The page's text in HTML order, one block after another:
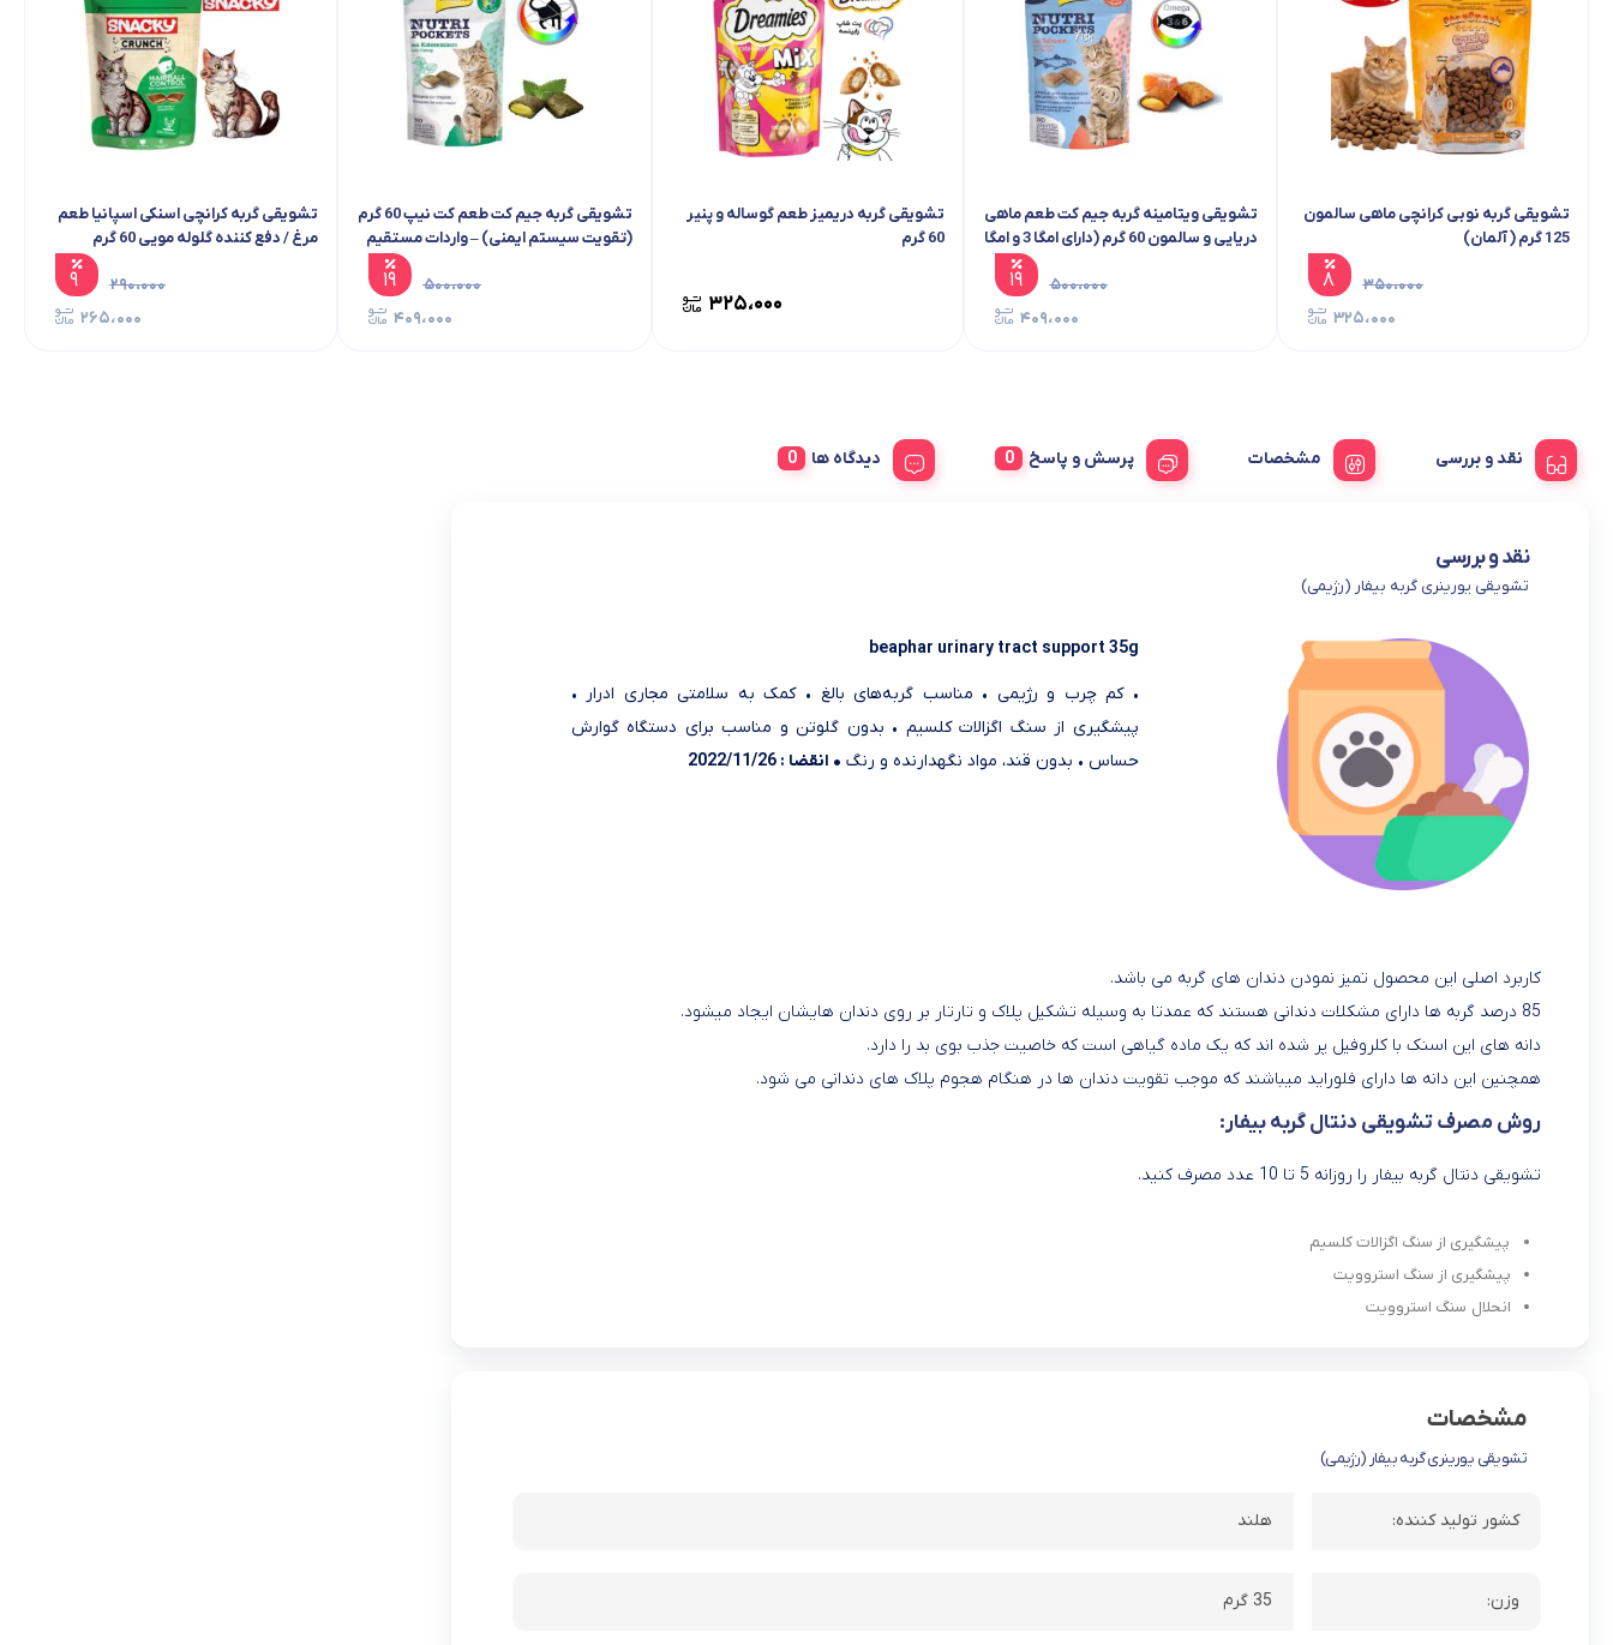
تشویقی گربه نوبی کرانچی ماهی سالمون
125 گرم ( آلمان)
۳۵۰،۰۰۰
۳۲۵،۰۰۰
۸
تشویقی ویتامینه گربه جیم کت طعم ماهی
دریایی و سالمون 60 گرم (دارای امگا 3 و امگا
۵۰۰،۰۰۰
۴۰۹،۰۰۰
۱۹
تشویقی گربه دریمیز طعم گوساله و پنیر
60 گرم
۳۲۵،۰۰۰
تشویقی گربه جیم کت طعم کت نیپ 60 گرم
(تقویت سیستم ایمنی) – واردات مستقیم
۵۰۰،۰۰۰
۴۰۹،۰۰۰
۱۹
تشویقی گربه کرانچی اسنکی اسپانیا طعم
مرغ / دفع کننده گلوله مویی 60 گرم
۲۹۰،۰۰۰
۲۶۵،۰۰۰
۹
نقد و بررسی مشخصات پرسش و پاسخ دیدگاه ها
نقد و بررسی
تشویقی یورینری گربه بیفار (رژیمی)
beaphar urinary tract support 35g
• کم چرب و رژیمی • مناسب گربه‌های بالغ • کمک به سلامتی مجاری ادرار •
پیشگیری از سنگ اگزالات کلسیم • بدون گلوتن و مناسب برای دستگاه گوارش
حساس • بدون قند، مواد نگهدارنده و رنگ • انقضا : 2022/11/26
کاربرد اصلی این محصول تمیز نمودن دندان های گربه می باشد.
85 درصد گربه ها دارای مشکلات دندانی هستند که عمدتا به وسیله تشکیل پلاک و تارتار بر روی دندان هایشان ایجاد میشود.
دانه های این اسنک با کلروفیل پر شده اند که یک ماده گیاهی است که خاصیت جذب بوی بد را دارد.
همچنین این دانه ها دارای فلوراید میباشند که موجب تقویت دندان ها در هنگام هجوم پلاک های دندانی می شود.
روش مصرف تشویقی دنتال گربه بیفار:
تشویقی دنتال گربه بیفار را روزانه 5 تا 10 عدد مصرف کنید.
پیشگیری از سنگ اگزالات کلسیم
پیشگیری از سنگ استروویت
انحلال سنگ استروویت
مشخصات
تشویقی یورینری گربه بیفار (رژیمی)
کشور تولید کننده: هلند
وزن: 35 گرم